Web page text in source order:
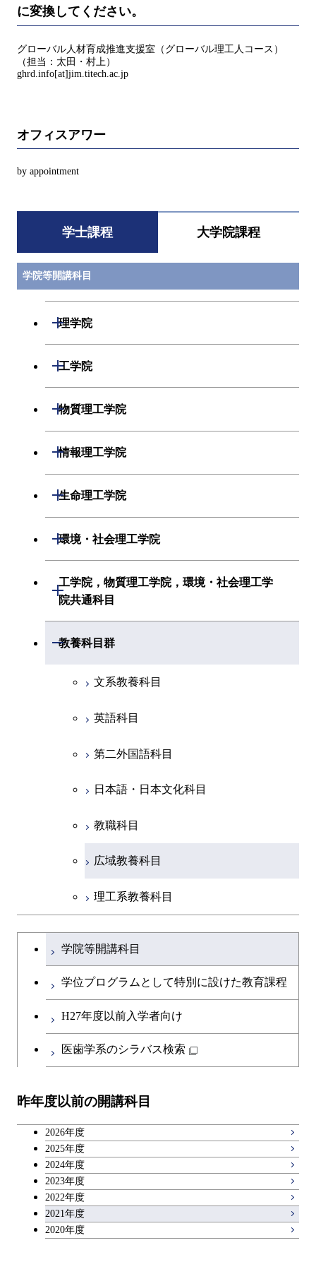
に変換してください。
グローバル人材育成推進支援室（グローバル理工人コース）
（担当：太田・村上）
ghrd.info[at]jim.titech.ac.jp
オフィスアワー
by appointment
学士課程 大学院課程
学院等開講科目
理学院
開閉
化学系
初年次専門科目
創造プロセス科目
共通専門科目
工学院
開閉
機械系
電気電子系
経営工学系
初年次専門科目
創造プロセス科目
物質理工学院
開閉
材料系
初年次専門科目
共通専門科目
情報理工学院
開閉
数理・計算科学系
初年次専門科目
創造プロセス科目
共通専門科目
生命理工学院
開閉
生命理工学系
創造プロセス科目
共通専門科目
環境・社会理工学院
開閉
建築学系
融合理工学系
初年次専門科目
創造プロセス科目
共通専門科目
工学院，物質理工学院，環境・社会理工学
院共通科目
開閉
工学院，物質理工学院，環境・社会
教養科目群
開閉
文系教養科目
英語科目
第二外国語科目
日本語・日本文化科目
教職科目
広域教養科目
理工系教養科目
学士課程を切り替える
学院等開講科目
学位プログラムとして特別に設けた教育課程
H27年度以前入学者向け
医歯学系のシラバス検索
昨年度以前の開講科目
2026年度
2025年度
2024年度
2023年度
2022年度
2021年度
2020年度